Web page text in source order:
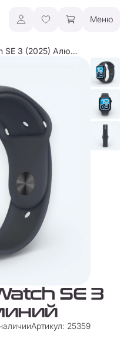
Меню
Часы Apple Watch SE 3 (2025) Алюминий
SE 3
Артикул: 25359